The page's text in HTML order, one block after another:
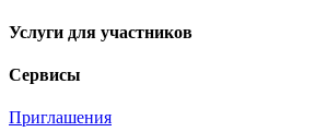
Услуги для участников
Сервисы
Приглашения